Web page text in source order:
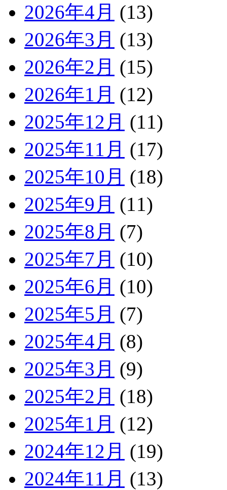
2026年4月 (13)
2026年3月 (13)
2026年2月 (15)
2026年1月 (12)
2025年12月 (11)
2025年11月 (17)
2025年10月 (18)
2025年9月 (11)
2025年8月 (7)
2025年7月 (10)
2025年6月 (10)
2025年5月 (7)
2025年4月 (8)
2025年3月 (9)
2025年2月 (18)
2025年1月 (12)
2024年12月 (19)
2024年11月 (13)